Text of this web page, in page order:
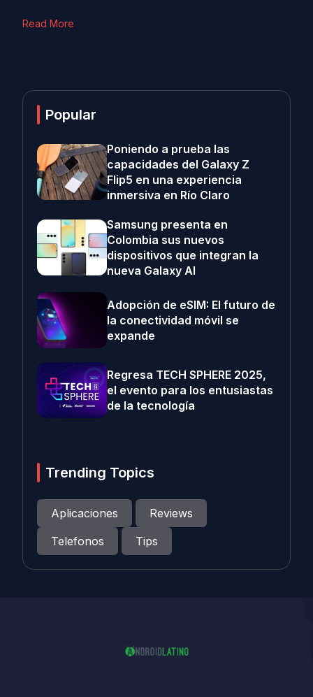
Read More
Popular
Poniendo a prueba las
capacidades del Galaxy Z
Flip5 en una experiencia
inmersiva en Río Claro
Samsung presenta en
Colombia sus nuevos
dispositivos que integran la
nueva Galaxy AI
Adopción de eSIM: El futuro de
la conectividad móvil se
expande
Regresa TECH SPHERE 2025,
el evento para los entusiastas
de la tecnología
Trending Topics
Aplicaciones
Reviews
Telefonos
Tips